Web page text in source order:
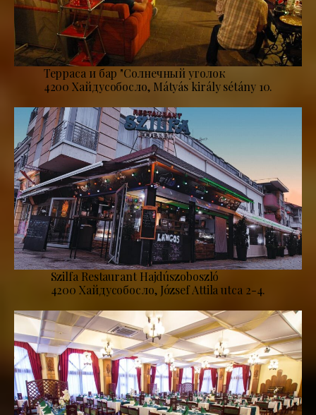
Терраса и бар "Солнечный уголок
4200 Хайдусобосло, Mátyás király sétány 10.
Szilfa Restaurant Hajdúszoboszló
4200 Хайдусобосло, József Attila utca 2-4.